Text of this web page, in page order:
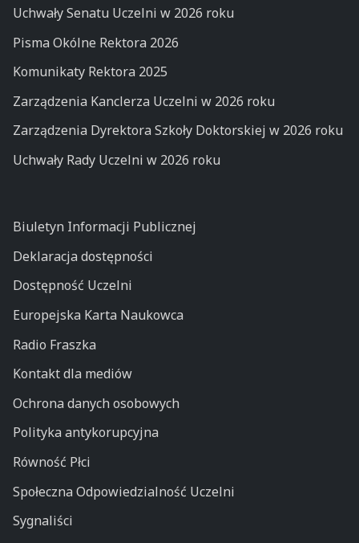
Uchwały Senatu Uczelni w 2026 roku
Pisma Okólne Rektora 2026
Komunikaty Rektora 2025
Zarządzenia Kanclerza Uczelni w 2026 roku
Zarządzenia Dyrektora Szkoły Doktorskiej w 2026 roku
Uchwały Rady Uczelni w 2026 roku
Biuletyn Informacji Publicznej
Deklaracja dostępności
Dostępność Uczelni
Europejska Karta Naukowca
Radio Fraszka
Kontakt dla mediów
Ochrona danych osobowych
Polityka antykorupcyjna
Równość Płci
Społeczna Odpowiedzialność Uczelni
Sygnaliści